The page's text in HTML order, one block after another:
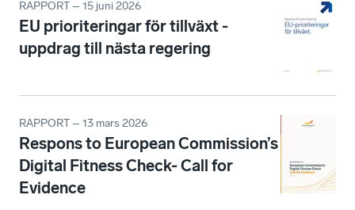
RAPPORT – 15 juni 2026
EU prioriteringar för tillväxt -
uppdrag till nästa regering
RAPPORT – 13 mars 2026
Respons to European Commission’s
Digital Fitness Check- Call for
Evidence